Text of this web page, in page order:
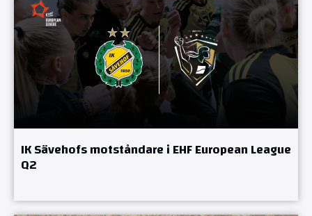
IK Sävehofs motståndare i EHF European League
Q2